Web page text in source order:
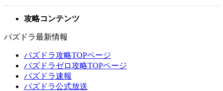
攻略コンテンツ
パズドラ最新情報
パズドラ攻略TOPページ
パズドラゼロ攻略TOPページ
パズドラ速報
パズドラ公式放送